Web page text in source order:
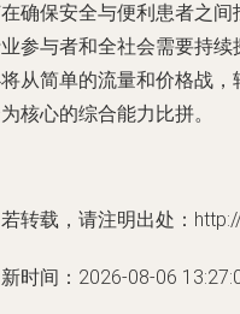
确保安全与便利患者之
参与者和全社会需要持
从简单的流量和价格战
核心的综合能力比拼。
转载，请注明出处：
时间：2026-08-06